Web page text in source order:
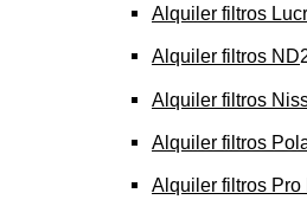
Alquiler filtros
Alquiler filtros ND
Alquiler filtros
Alquiler filtros
Alquiler filtros Pro